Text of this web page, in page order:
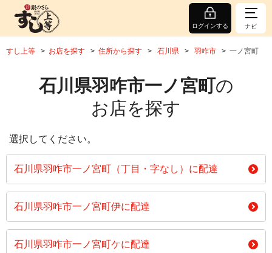
ログインする ナビ
すし上等 お店を探す 住所から探す 石川県 羽咋市 一ノ宮町
石川県羽咋市一ノ宮町の
お店を探す
選択してください。
石川県羽咋市一ノ宮町（丁目・字なし）に配達
石川県羽咋市一ノ宮町伊に配達
石川県羽咋市一ノ宮町ケに配達